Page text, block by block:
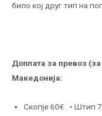
било кој друг тип на
Доплата за превоз
Македонија:
Скопје 60€ • Штип